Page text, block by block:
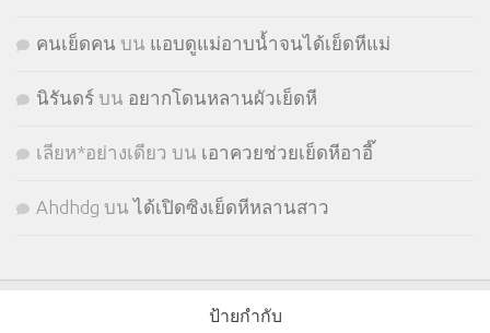
คนเย็ดคน บน แอบดูแม่อาบน้ำจนได้เย็ดหีแม่
นิรันดร์ บน อยากโดนหลานผัวเย็ดหี
เลียห*อย่างเดียว บน เอาควยช่วยเย็ดหีอาอี๊
Ahdhdg บนได้เปิดซิงเย็ดหีหลานสาว
ป้ายกำกับ